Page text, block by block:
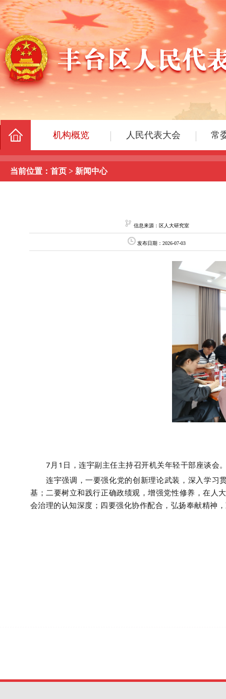
当前位置： 首页 > 新闻中心
信息来源：区人大研究室
发布日期：2026-07-03
7 月 1 日，连宇副主任主持召开机关年轻干部座谈会
连宇强调，一要强化党的创新理论武装，深入学习
基； 二要树立和践行正确政绩观，增强党性修养，在人
会治理的认知深度；四要强化协作配合，弘扬奉献精神